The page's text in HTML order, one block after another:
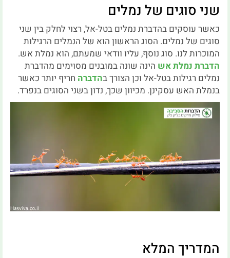
שני סוגים של נמלים
כאשר עוסקים בהדברת נמלים בטל-אל, רצוי לחלק בין שני
סוגים של נמלים. הסוג הראשון הוא של הנמלים הרגילות
המוכרות לנו. סוג נוסף, עליו וודאי שמעתם, הוא נמלת אש.
הדברת נמלת אש הינה שונה במובנים מסוימים מהדברת
נמלים רגילות בטל-אל וכן הצורך בהדברה חריף יותר כאשר
בנמלת האש עסקינן. מכיוון שכך, נדון בשני הסוגים בנפרד.
המדריך המלא